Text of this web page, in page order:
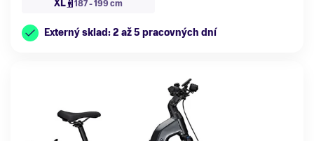
XL
187 - 199 cm
Externý sklad: 2 až 5 pracovných dní